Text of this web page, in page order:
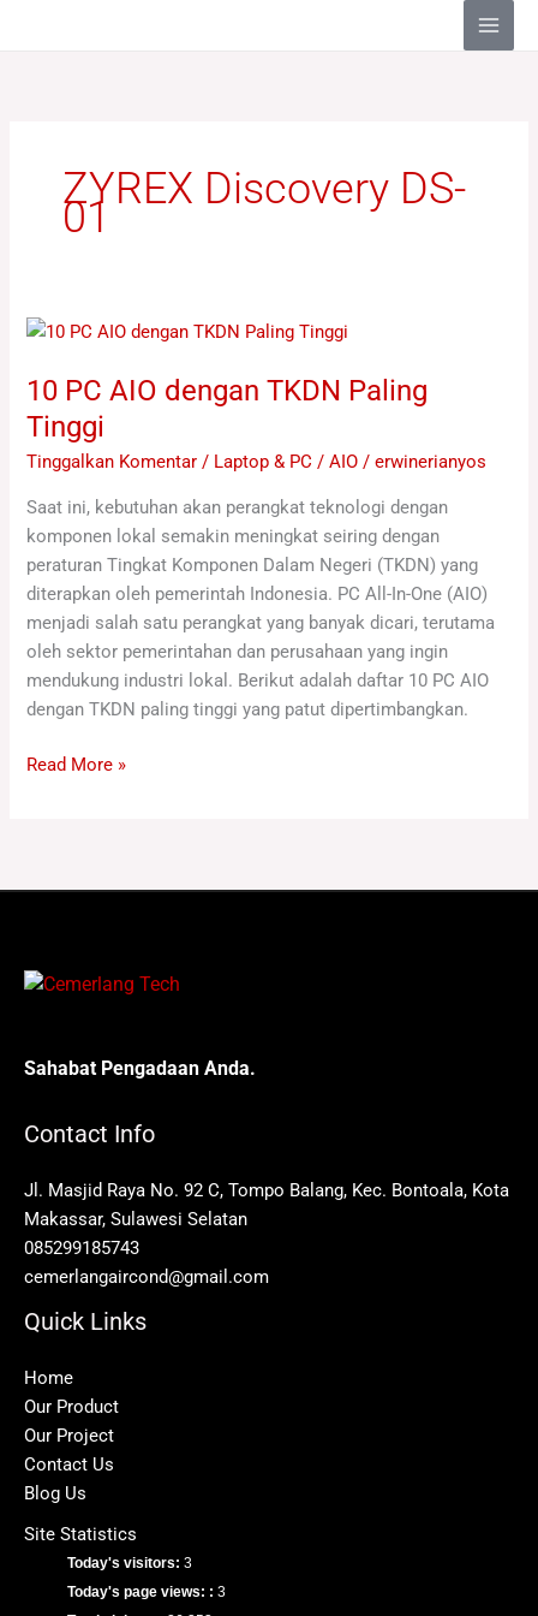
ZYREX Discovery DS-
01
10 PC AIO dengan TKDN Paling
Tinggi
Tinggalkan Komentar / Laptop & PC / AIO /erwinerianyos
Saat ini, kebutuhan akan perangkat teknologi dengan
komponen lokal semakin meningkat seiring dengan
peraturan Tingkat Komponen Dalam Negeri (TKDN) yang
diterapkan oleh pemerintah Indonesia. PC All-In-One (AIO)
menjadi salah satu perangkat yang banyak dicari, terutama
oleh sektor pemerintahan dan perusahaan yang ingin
mendukung industri lokal. Berikut adalah daftar 10 PC AIO
dengan TKDN paling tinggi yang patut dipertimbangkan.
10
AIO
dengan
TKDN
Paling
Tinggi
Read More »
Sahabat Pengadaan Anda.
Contact Info
Jl. Masjid Raya No. 92 C, Tompo Balang, Kec. Bontoala, Kota
Makassar, Sulawesi Selatan
085299185743
cemerlangaircond@gmail.com
Quick Links
Home
Our Product
Our Project
Contact Us
Blog Us
Site Statistics
Today's visitors: 3
Today's page views: : 3